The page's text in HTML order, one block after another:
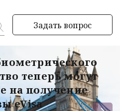
Задать вопрос
теперь могут
на получение
eVisa